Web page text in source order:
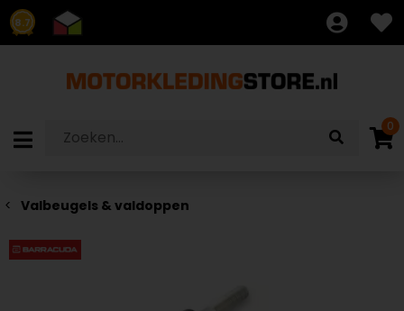
8.7
0
Valbeugels & valdoppen